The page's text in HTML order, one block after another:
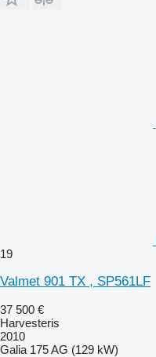
19
Valmet 901 TX , SP561LF
37 500 €
Harvesteris
2010
Galia 175 AG (129 kW)